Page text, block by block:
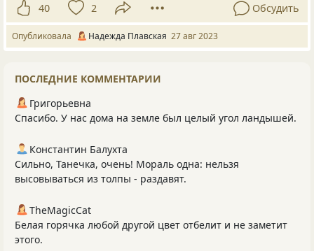
40 2 Обсудить
Опубликовала Надежда Плавская 27 авг 2023
ПОСЛЕДНИЕ КОММЕНТАРИИ
Григорьевна
Спасибо. У нас дома на земле был целый угол ландышей.
Константин Балухта
Сильно, Танечка, очень! Мораль одна: нельзя
высовываться из толпы - раздавят.
TheMagicCat
Белая горячка любой другой цвет отбелит и не заметит
этого.